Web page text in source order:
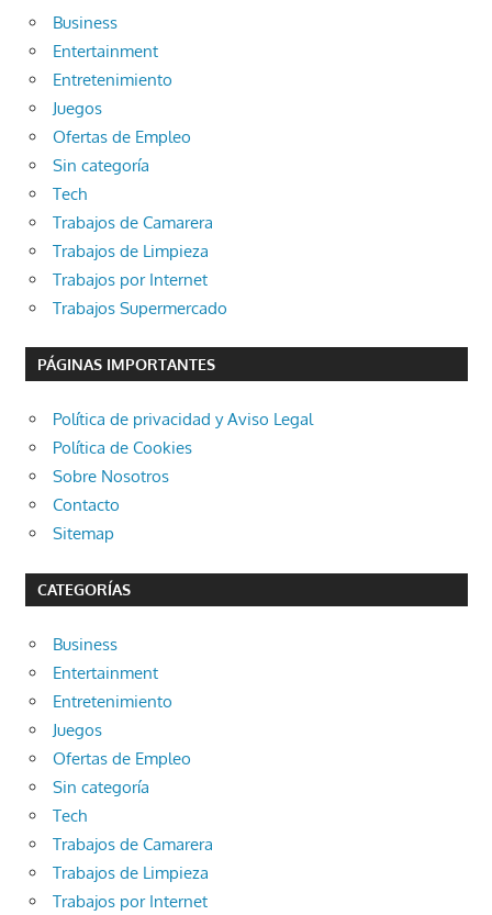
Business
Entertainment
Entretenimiento
Juegos
Ofertas de Empleo
Sin categoría
Tech
Trabajos de Camarera
Trabajos de Limpieza
Trabajos por Internet
Trabajos Supermercado
PÁGINAS IMPORTANTES
Política de privacidad y Aviso Legal
Política de Cookies
Sobre Nosotros
Contacto
Sitemap
CATEGORÍAS
Business
Entertainment
Entretenimiento
Juegos
Ofertas de Empleo
Sin categoría
Tech
Trabajos de Camarera
Trabajos de Limpieza
Trabajos por Internet